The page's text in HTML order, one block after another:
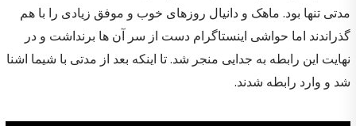
مدتی تنها بود. ماهک و دانیال روزهای خوب و موفق زیادی را با هم
گذراندند اما حواشی اینستاگرام دست از سر آن ها برنداشت و در
نهایت این رابطه به جدایی منجر شد. تا اینکه بعد از مدتی با شیما اشنا
شد و وارد رابطه شدند.